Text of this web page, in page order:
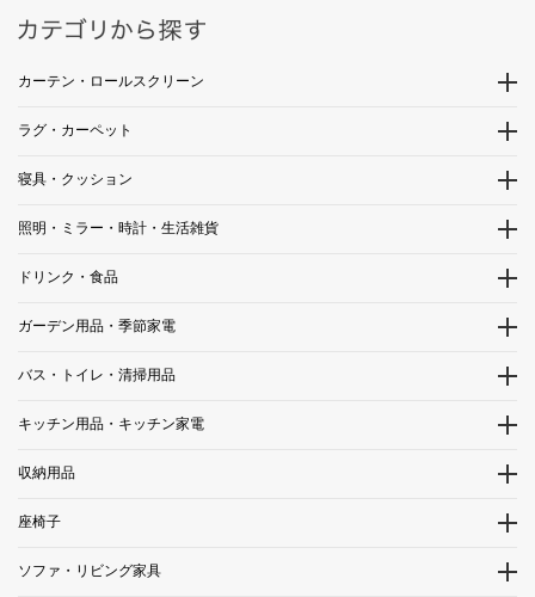
カーテン・ロールスクリーン
ラグ・カーペット
寝具・クッション
照明・ミラー・時計・生活雑貨
ドリンク・食品
ガーデン用品・季節家電
バス・トイレ・清掃用品
キッチン用品・キッチン家電
収納用品
座椅子
ソファ・リビング家具